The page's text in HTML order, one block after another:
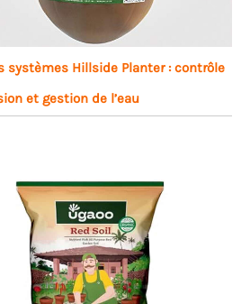
systèmes Hillside Planter : contrôle
et gestion de l’eau